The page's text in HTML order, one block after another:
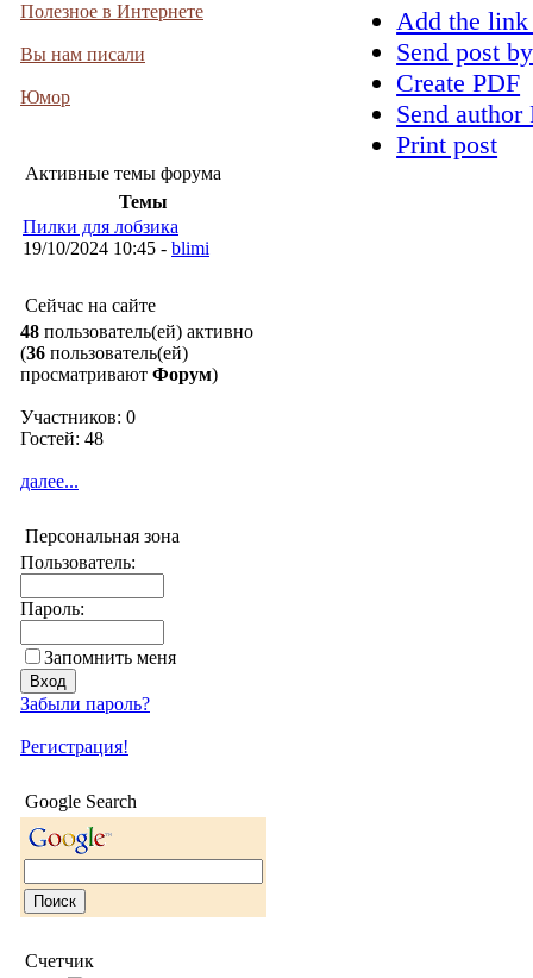
Полезное в Интернете
Вы нам писали
Юмор
Активные темы форума
Темы
Пилки для лобзика
19/10/2024 10:45 - blimi
Сейчас на сайте
48 пользователь(ей) активно
(36 пользователь(ей)
просматривают Форум)
Участников: 0
Гостей: 48
далее...
Персональная зона
Пользователь:
Пароль:
Запомнить меня
Забыли пароль?
Регистрация!
Google Search
Счетчик
Add the
Send post
Create PDF
Send
Print post